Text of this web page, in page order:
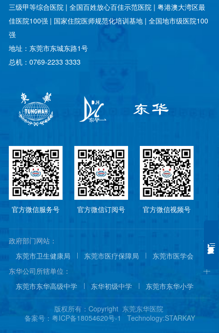
三级甲等综合医院 | 全国百姓放心百佳示范医院 | 粤港澳大湾区最
佳医院100强 | 国家住院医师规范化培训基地 | 全国地市级医院100
强
地址：东莞市东城东路1号
总机：0769-2233 3333
官方微信服务号 官方微信订阅号 官方微信视频号
政府部门网站：
东莞市卫生健康局
东莞市医疗保障局
东莞市医学会
东莞市医院协会
东华公司所辖单位：
东莞市东华高级中学
东华初级中学
东莞市东华小学
东莞市东华幼儿园
东城国际酒店
东华阳光城
东莞东华医院
东莞松山湖东华医院
版权所有：Copyright 东莞东华医院
备案号：粤ICP备18054620号-1
Technology:STARKAY